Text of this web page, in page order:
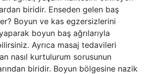
biridir. Enseden gelen baş
Boyun ve kas egzersizlerini
boyun baş ağrılarıyla
Ayrıca masaj tedavileri
nasıl kurtulurum sorusunun
biridir. Boyun bölgesine nazik